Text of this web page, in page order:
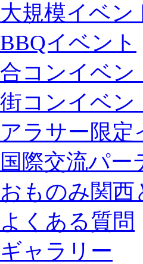
大規模イベン
BBQイベント
合コンイベン
街コンイベン
アラサー限定
国際交流パー
おものみ関西
よくある質問
ギャラリー